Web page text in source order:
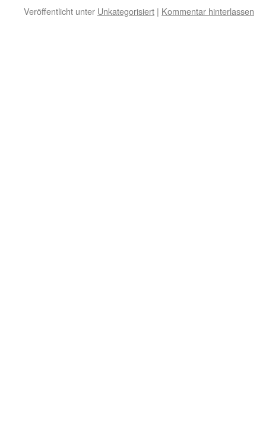
Veröffentlicht unter Unkategorisiert | Kommentar hinterlassen